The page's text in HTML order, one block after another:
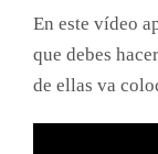
En este vídeo
que debes hacer
de ellas va